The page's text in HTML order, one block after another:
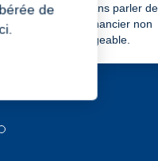
de
et aérée sans parler de
l’apport financier non
négligeable.
1 sur 4
2 sur 4
3 sur 4
4 sur 4